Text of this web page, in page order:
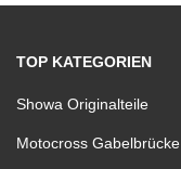
TOP KATEGORIEN
Showa Originalteile
Motocross Gabelbrücke